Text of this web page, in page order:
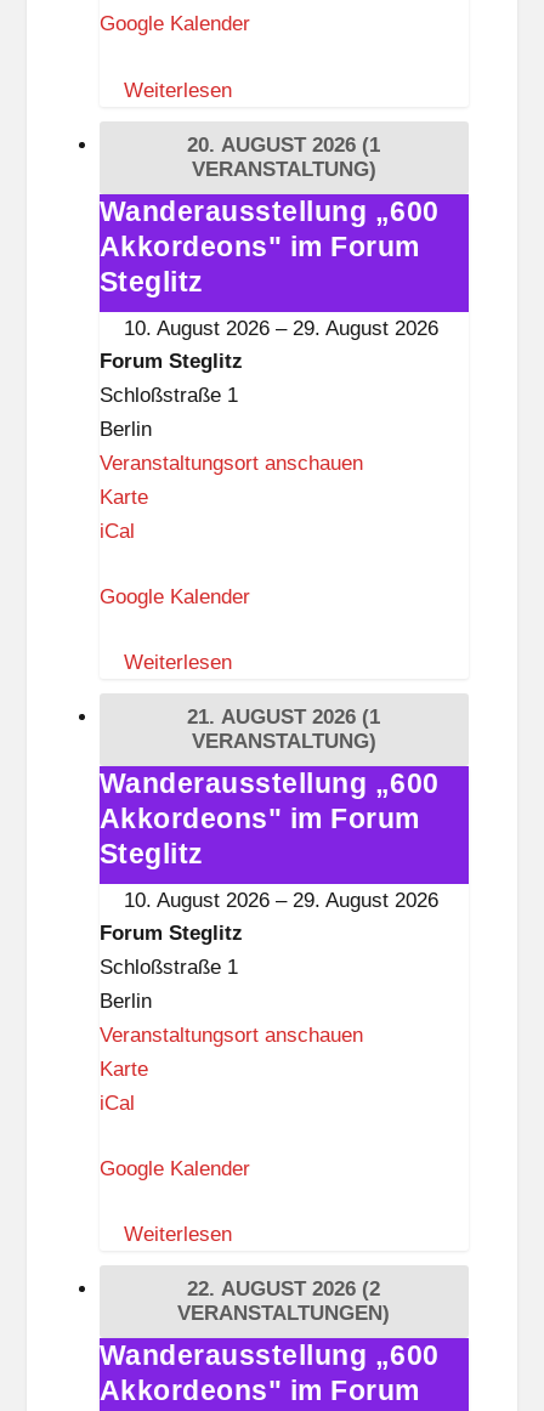
u
S
t
g
i
t
z
Google Kalender
Weiterlesen
20. AUGUST 2026 (1
VERANSTALTUNG)
Wanderausstellung
„600
Akkordeons"
im
Wanderausstellung „600
Akkordeons" im Forum
Steglitz
10. August 2026 – 29. August 2026
Forum Steglitz
Schloßstraße 1
Berlin
Veranstaltungsort anschauen
KarteF
u
S
t
g
i
t
z
iCal
Google Kalender
Weiterlesen
21. AUGUST 2026 (1
VERANSTALTUNG)
Wanderausstellung
„600
Akkordeons"
im
Wanderausstellung „600
Akkordeons" im Forum
Steglitz
10. August 2026 – 29. August 2026
Forum Steglitz
Schloßstraße 1
Berlin
Veranstaltungsort anschauen
KarteF
u
S
t
g
iCal
Google Kalender
Weiterlesen
22. AUGUST 2026 (2
VERANSTALTUNGEN)
Wanderausstellung
„600
Wanderausstellung „600
Akkordeons" im Forum